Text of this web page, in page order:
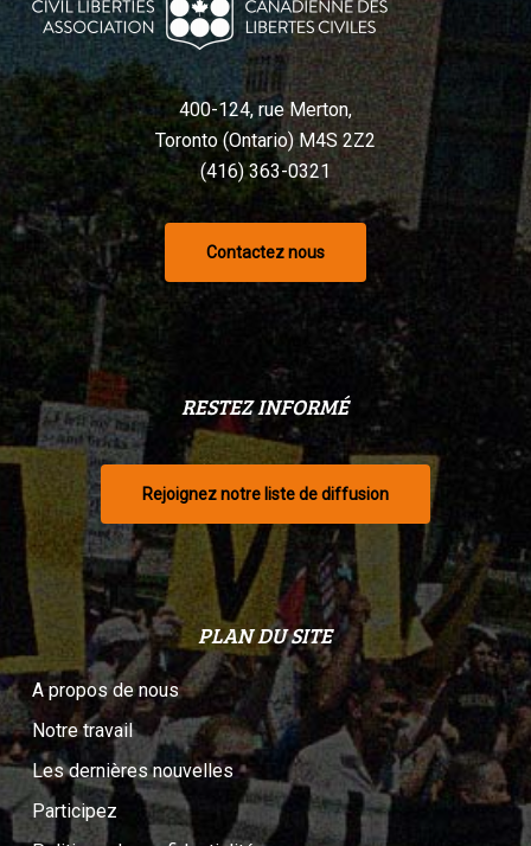
400-124, rue Merton,
Toronto (Ontario) M4S 2Z2
(416) 363-0321
Contactez nous
RESTEZ INFORMÉ
Rejoignez notre liste de diffusion
PLAN DU SITE
A propos de nous
Notre travail
Les dernières nouvelles
Participez